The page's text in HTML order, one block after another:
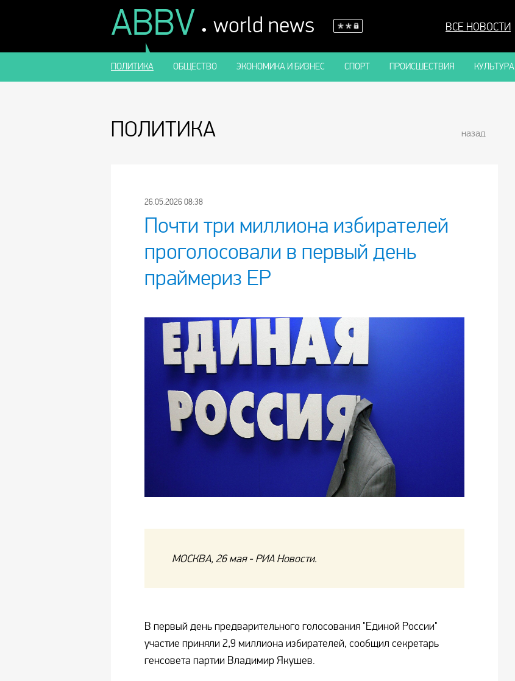
ABBV . world news ВСЕ НОВОСТИ
ПОЛИТИКА ОБЩЕСТВО ЭКОНОМИКА И БИЗНЕС СПОРТ ПРОИСШЕСТВИЯ КУЛЬТУРА
ПОЛИТИКА назад
26.05.2026 08:38
Почти три миллиона избирателей
проголосовали в первый день
праймериз ЕР
МОСКВА, 26 мая - РИА Новости.
В первый день предварительного голосования "Единой России"
участие приняли 2,9 миллиона избирателей, сообщил секретарь
генсовета партии Владимир Якушев.